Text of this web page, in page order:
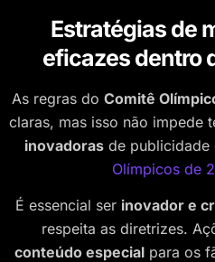
Estratégias de
eficazes dentro
As regras do Comitê
claras, mas isso não impede
inovadorasde publicidade
Olímpicos de
É essencial ser inovador e
respeita as diretrizes.
conteúdo especialpara os